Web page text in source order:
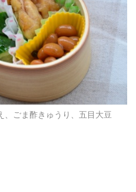
、ごま酢きゅうり、五目大豆